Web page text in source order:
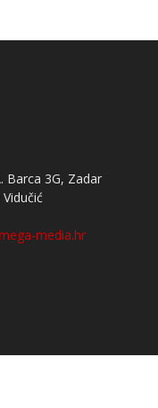
Barca 3G, Zadar
media.hr